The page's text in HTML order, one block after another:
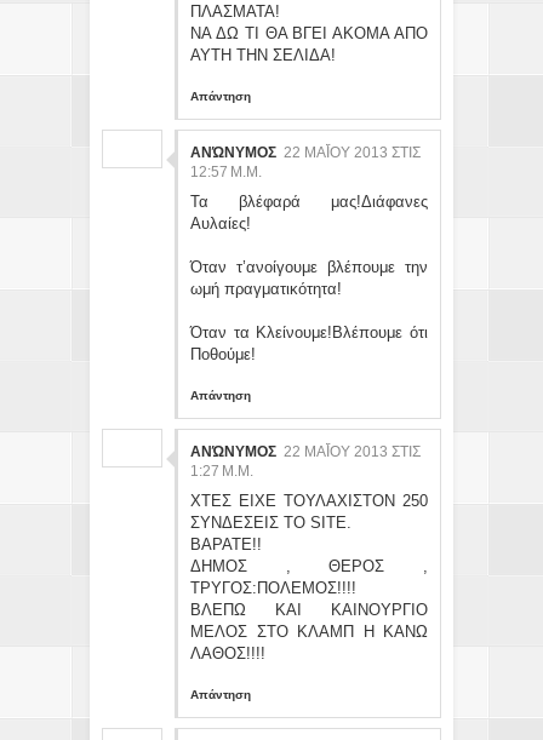
ΠΛΑΣΜΑΤΑ!
ΝΑ ΔΩ ΤΙ ΘΑ ΒΓΕΙ ΑΚΟΜΑ ΑΠΟ
ΑΥΤΗ ΤΗΝ ΣΕΛΙΔΑ!
Απάντηση
ΑΝΏΝΥΜΟΣ 22 ΜΑΪ́ΟΥ 2013 ΣΤΙΣ 12
:57 Μ.Μ.
Τα βλέφαρά μας!Διάφανες
Αυλαίες!
Όταν τ’ανοίγουμε βλέπουμε την
ωμή πραγματικότητα!
Όταν τα Κλείνουμε!Βλέπουμε ότι
Ποθούμε!
Απάντηση
ΑΝΏΝΥΜΟΣ 22 ΜΑΪ́ΟΥ 2013 ΣΤΙΣ 1:
27 Μ.Μ.
ΧΤΕΣ ΕΙΧΕ ΤΟΥΛΑΧΙΣΤΟΝ 250
ΣΥΝΔΕΣΕΙΣ ΤΟ SITE.
ΒΑΡΑΤΕ!!
ΔΗΜΟΣ , ΘΕΡΟΣ ,
ΤΡΥΓΟΣ:ΠΟΛΕΜΟΣ!!!!
ΒΛΕΠΩ ΚΑΙ ΚΑΙΝΟΥΡΓΙΟ
ΜΕΛΟΣ ΣΤΟ ΚΛΑΜΠ Η ΚΑΝΩ
ΛΑΘΟΣ!!!!
Απάντηση